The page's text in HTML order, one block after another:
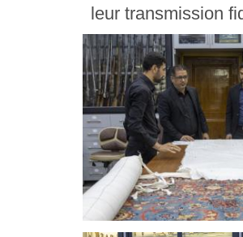
leur transmission